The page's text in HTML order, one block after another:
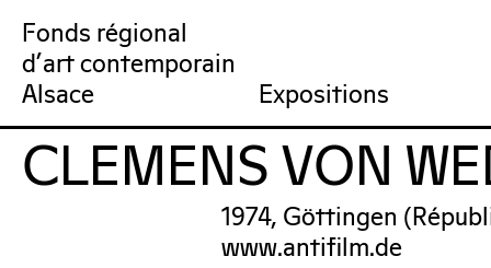
Fonds régional
d'art contemporain
Alsace
FRAC Alsace
Expositions
Collection Collection en ligne Artistes Dernières
Venir au FRAC Prochains rendez-vous Jardin du FRAC
Qu’est-ce qu’un FRAC ? Équipe du FRAC Réseau et
CLEMENS VON
1974, Göttingen
www.antifilm.de